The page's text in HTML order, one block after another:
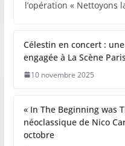
l’opération « Nettoyons
Célestin en concert :
engagée à La Scène
10 novembre 2025
« In The Beginning was
néoclassique de Nico
octobre